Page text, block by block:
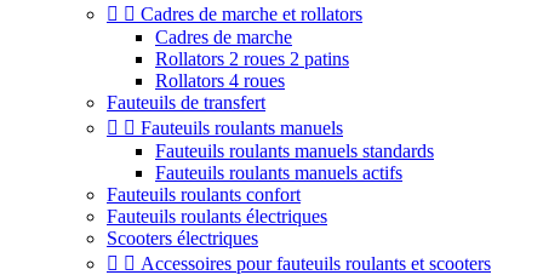
  Cadres de marche et rollators
Cadres de marche
Rollators 2 roues 2 patins
Rollators 4 roues
Fauteuils de transfert
  Fauteuils roulants manuels
Fauteuils roulants manuels standards
Fauteuils roulants manuels actifs
Fauteuils roulants confort
Fauteuils roulants électriques
Scooters électriques
  Accessoires pour fauteuils roulants et scooters